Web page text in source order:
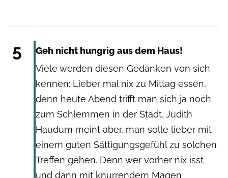
5
Geh nicht hungrig aus dem Haus!
Viele werden diesen Gedanken von sich
kennen: Lieber mal nix zu Mittag essen,
denn heute Abend trifft man sich ja noch
zum Schlemmen in der Stadt. Judith
Haudum meint aber, man solle lieber mit
einem guten Sättigungsgefühl zu solchen
Treffen gehen. Denn wer vorher nix isst
und dann mit knurrendem Magen